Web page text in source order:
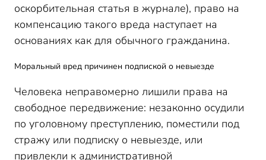
оскорбительная статья в журнале), право на
компенсацию такого вреда наступает на
основаниях как для обычного гражданина.
Моральный вред причинен подпиской о невыезде
Человека неправомерно лишили права на
свободное передвижение: незаконно осудили
по уголовному преступлению, поместили под
стражу или подписку о невыезде, или
привлекли к административной